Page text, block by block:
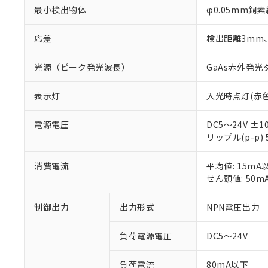
最小検出物体 φ0.05mm銅素
応差 検出距離3mm
光源（ピーク発光波長） GaAs赤外発光
表示灯 入光時点灯(赤
電源電圧
DC5～24V
リップル(p-p)
消費電流
平均値: 15mA
せん頭値:
制御出力 出力形式 NPN電圧出力
負荷電源電圧 DC5～24V
負荷電流 80mA以下
ご利用条件
以下の条件をお
くものです。
当社制御機
在庫状況お
のであり、
い。
※1 対応状況
対応済み：EU
対応予定：EU
対応予定なし：
調査・確認中：
非該当品：ライセ
仕入先様の事情
があります。
鉛(Pb) 1000ppm以下
ル（DBP） 1000ppm
フタル酸エステル類の
「○」：最大均質
「×」：最大均質
「－」：未確認
*中国RoHS10物質の基
Pb(鉛) :1000ppm、
Cr(Ⅵ)(六価クロム) :
DBP(フタル酸ジブチ
う）を輸出
などの必要
当社は規制
ます。
当社は貴社
号
○ 一定数以